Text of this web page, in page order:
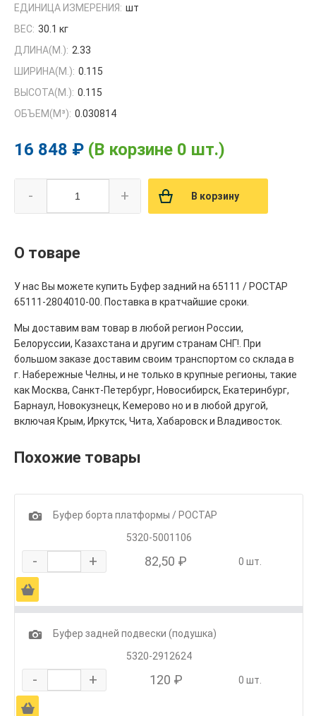
ЕДИНИЦА ИЗМЕРЕНИЯ: шт
ВЕС: 30.1 кг
ДЛИНА(М.): 2.33
ШИРИНА(М.): 0.115
ВЫСОТА(М.): 0.115
ОБЪЕМ(M³): 0.030814
16 848 ₽ (В корзине 0 шт.)
- + В корзину
О товаре
У нас Вы можете купить Буфер задний на 65111 / РОСТАР
65111-2804010-00. Поставка в кратчайшие сроки.
Мы доставим вам товар в любой регион России,
Белоруссии, Казахстана и другим странам СНГ!. При
большом заказе доставим своим транспортом со склада в
г. Набережные Челны, и не только в крупные регионы, такие
как Москва, Санкт-Петербург, Новосибирск, Екатеринбург,
Барнаул, Новокузнецк, Кемерово но и в любой другой,
включая Крым, Иркутск, Чита, Хабаровск и Владивосток.
Похожие товары
1
Буфер борта платформы / РОСТАР
5320-5001106
- + 82,50 ₽ 0 шт.
Ä
1
Буфер задней подвески (подушка)
5320-2912624
- + 120 ₽ 0 шт.
Ä